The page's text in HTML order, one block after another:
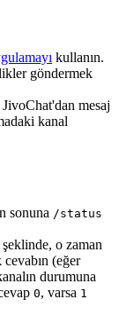
kullanın.
göndermek
JivoChat'dan mesaj
kanal
sonuna /status
şeklinde, o zaman
(eğer
durumuna
0, varsa 1